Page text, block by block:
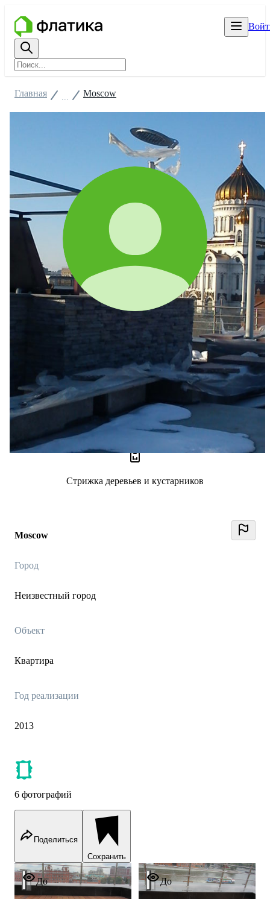
Moscow
Город
Неизвестный город
Объект
Квартира
Год реализации
2013
6 фотографий
Поделиться
Сохранить
До
Moscow
До
Moscow
Главная Moscow
Aleksandr Korpusenko
0
0 отзывов
Стрижка деревьев и кустарников